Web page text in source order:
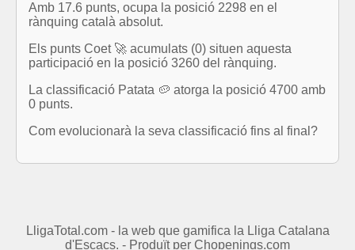
Amb 17.6 punts, ocupa la posició 2298 en el
rànquing català absolut.
Els punts Coet 🚀 acumulats (0) situen aquesta
participació en la posició 3260 del rànquing.
La classificació Patata 🥔 atorga la posició 4700 amb
0 punts.
Com evolucionarà la seva classificació fins al final?
LligaTotal.com - la web que gamifica la Lliga Catalana
d'Escacs. - Produït per Chopenings.com